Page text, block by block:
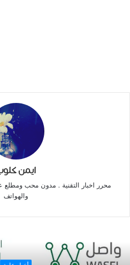
ايمن
محرر اخبار التقنية . مدون محب ومطلع
والهواتف